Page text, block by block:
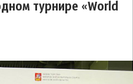
турнире «World